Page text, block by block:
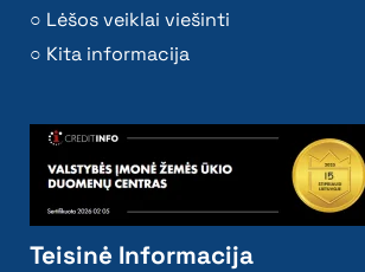
Lėšos veiklai viešinti
Kita informacija
Teisinė Informacija